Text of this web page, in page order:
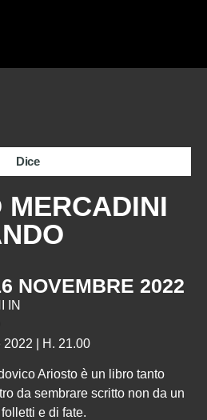
MERCADINI
NOVEMBRE 2022
IN
2022 | H. 21.00
Ariosto è un libro tanto
da sembrare scritto non da un
e di fate.
Dice